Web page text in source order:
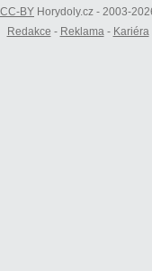
CC-BY Horydoly.cz - 2003-
Redakce - Reklama- Kariéra